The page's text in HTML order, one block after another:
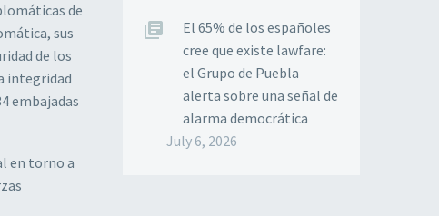
de
sus
de los
integridad
embajadas
en torno a
El 65% de los españoles
cree que existe lawfare:
el Grupo de Puebla
alerta sobre una señal de
alarma democrática
July 6, 2026